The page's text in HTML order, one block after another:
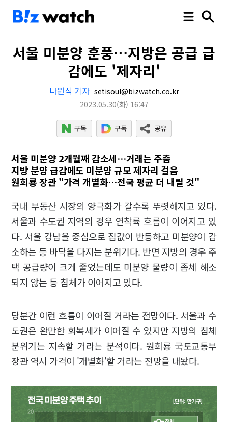
서울 미분양 훈풍…지방은 공급 급
감에도 '제자리'
나원식 기자 setisoul@bizwatch.co.kr
2023.05.30(화) 16:47
서울 미분양 2개월째 감소세…거래는 주춤
지방 분양 급감에도 미분양 규모 제자리 걸음
원희룡 장관 "가격 개별화…전국 평균 더 내릴 것"
국내 부동산 시장의 양극화가 갈수록 뚜렷해지고 있다.
서울과 수도권 지역의 경우 연착륙 흐름이 이어지고 있
다. 서울 강남을 중심으로 집값이 반등하고 미분양이 감
소하는 등 바닥을 다지는 분위기다. 반면 지방의 경우 주
택 공급량이 크게 줄었는데도 미분양 물량이 좀체 해소
되지 않는 등 침체가 이어지고 있다.
당분간 이런 흐름이 이어질 거라는 전망이다. 서울과 수
도권은 완만한 회복세가 이어질 수 있지만 지방의 침체
분위기는 지속할 거라는 분석이다. 원희룡 국토교통부
장관 역시 가격이 '개별화'할 거라는 전망을 내놨다.